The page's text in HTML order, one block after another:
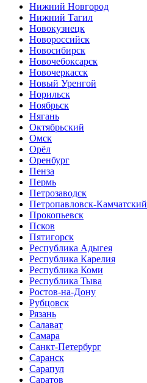
Нижний Новгород
Нижний Тагил
Новокузнецк
Новороссийск
Новосибирск
Новочебоксарск
Новочеркасск
Новый Уренгой
Норильск
Ноябрьск
Нягань
Октябрьский
Омск
Орёл
Оренбург
Пенза
Пермь
Петрозаводск
Петропавловск-Камчатский
Прокопьевск
Псков
Пятигорск
Республика Адыгея
Республика Карелия
Республика Коми
Республика Тыва
Ростов-на-Дону
Рубцовск
Рязань
Салават
Самара
Санкт-Петербург
Саранск
Сарапул
Саратов